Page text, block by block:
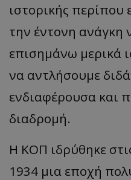
ιστορικής
την έντονη ανάγκη
επισημάνω μερικά
να αντλήσουμε
ενδιαφέρουσα και
διαδρομή.
Η ΚΟΠ ιδρύθηκε
1934 μια εποχή